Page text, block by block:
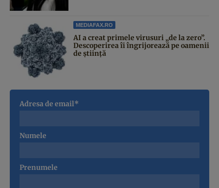
MEDIAFAX.RO
AI a creat primele virusuri „de la zero”.
Descoperirea îi îngrijorează pe oamenii
de știință
Adresa de email*
Numele
Prenumele